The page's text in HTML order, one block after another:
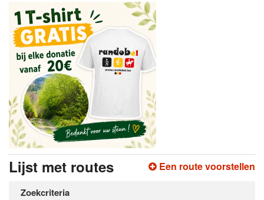
OVER
LEDEN
ZICH AANMELDEN
GRATIS REGISTRATIE
WACHTWOORD VERGETEN
Een route voorstellen
Lijst met routes
Zoekcriteria